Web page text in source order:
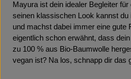
Mayura ist dein idealer Begleiter
seinen klassischen Look kannst du
und machst dabei immer eine gute
eigentlich schon erwähnt, dass
zu 100 % aus Bio-Baumwolle
vegan ist? Na los, schnapp dir das